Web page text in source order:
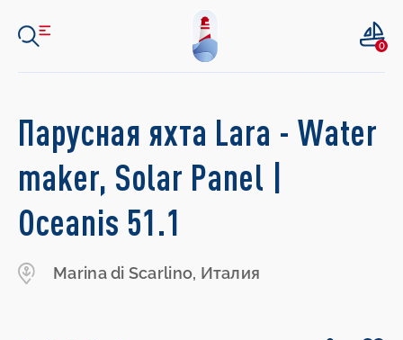
0
Парусная яхта Lara - Water
maker, Solar Panel |
Oceanis 51.1
Marina di Scarlino, Италия